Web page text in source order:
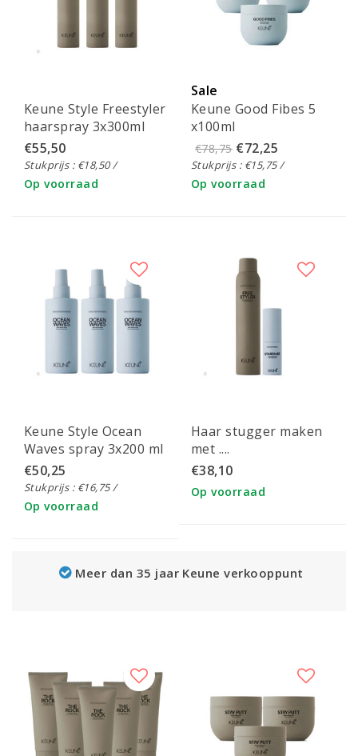
Keune Style Freestyler
haarspray 3x300ml
€55,50
Stukprijs : €18,50 /
Op voorraad
Sale
Keune Good Fibes 5
x100ml
€78,75 €72,25
Stukprijs : €15,75 /
Op voorraad
Keune Style Ocean
Waves spray 3x200 ml
€50,25
Stukprijs : €16,75 /
Op voorraad
Haar stugger maken
met ....
€38,10
Op voorraad
Meer dan 35 jaar Keune verkooppunt